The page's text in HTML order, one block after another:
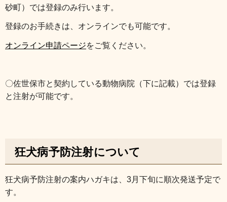
砂町）では登録のみ行います。
登録のお手続きは、オンラインでも可能です。
オンライン申請ページをご覧ください。
〇佐世保市と契約している動物病院（下に記載）では登録
と注射が可能です。
狂犬病予防注射について
狂犬病予防注射の案内ハガキは、3月下旬に順次発送予定で
す。